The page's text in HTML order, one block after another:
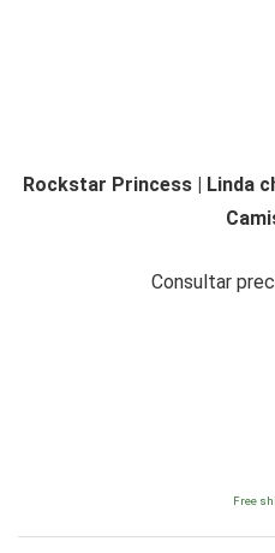
Rockstar Princess | Linda
Consultar
Free